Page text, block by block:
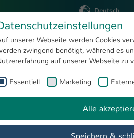
Deutsch
Modules for guest/Erasmus semester in English
unserer Webseite werden Cookies
zwingend benötigt, während es
auf unserer Webseite zu
Essentiell Marketing
Alle